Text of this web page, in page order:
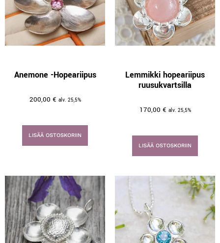
Anemone -Hopeariipus
200,00 € alv. 25,5%
LISÄÄ OSTOSKORIIN
Lemmikki hopeariipus
ruusukvartsilla
170,00 € alv. 25,5%
LISÄÄ OSTOSKORIIN